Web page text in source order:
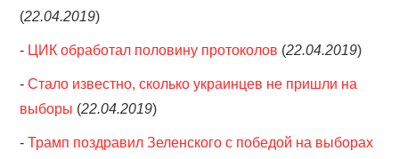
(22.04.2019)
- ЦИК обработал половину протоколов (22.04.2019)
-Стало известно, сколько украинцев не пришли на
выборы (22.04.2019)
-Трамп поздравил Зеленского с победой на выборах